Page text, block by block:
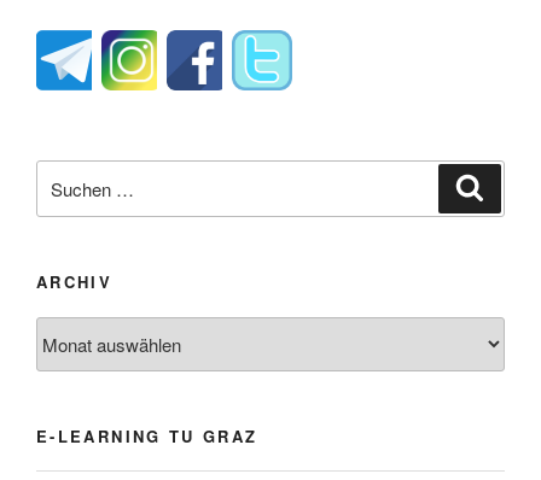
nach:
ARCHIV
E-LEARNING TU GRAZ